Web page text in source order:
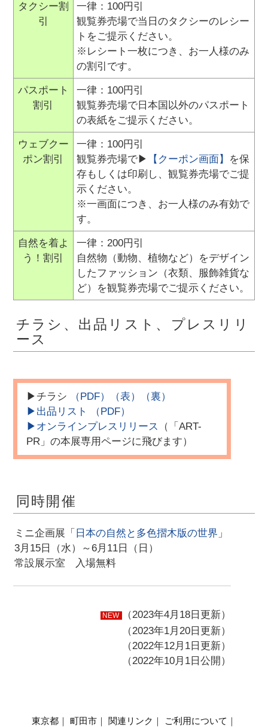
タクシー割
引
一律：100円引
観覧券売場で当日のタクシーのレシー
トをご提示ください。
※レシート一枚につき、お一人様のみ
の割引です。
パスポート
割引
一律：100円引
観覧券売場で日本国以外のパスポート
の表紙をご提示ください。
ウェブクー
ポン割引
一律：100円引
観覧券売場で▶
【クーポン画面】
を保
存もしくは印刷し、観覧券売場でご提
示ください。
※一画面につき、お一人様のみ有効で
す。
自然を着よ
う！割引
一律：200円引
自然物（動物、植物など）をデザイン
したファッション（衣類、服飾雑貨な
ど）を観覧券売場でご提示ください。
チラシ、出品リスト、プレスリリ
ース
▶チラシ （PDF） （表）
（裏）
▶出品リスト （PDF）
▶オンラインプレスリリース （「ART-
PR」の本展専用ページに飛びます）
同時開催
ミニ企画展「 日本の自然と多色摺木版の世界 」
3月15日（水）～6月11日（日）
常設展示室 入場無料
NEW （2023年4月18日更新）
（2023年1月20日更新）
（2022年12月1日更新）
（2022年10月1日公開）
東京都 ｜ 町田市 ｜ 関連リンク ｜ ご利用について ｜